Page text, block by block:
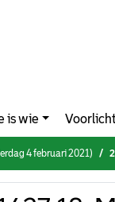
is wie
4 februari 2021)